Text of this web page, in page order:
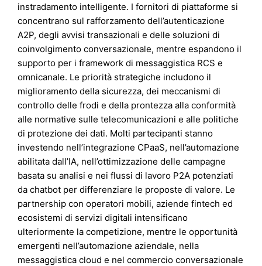
instradamento intelligente. I fornitori di piattaforme si
concentrano sul rafforzamento dell’autenticazione
A2P, degli avvisi transazionali e delle soluzioni di
coinvolgimento conversazionale, mentre espandono il
supporto per i framework di messaggistica RCS e
omnicanale. Le priorità strategiche includono il
miglioramento della sicurezza, dei meccanismi di
controllo delle frodi e della prontezza alla conformità
alle normative sulle telecomunicazioni e alle politiche
di protezione dei dati. Molti partecipanti stanno
investendo nell’integrazione CPaaS, nell’automazione
abilitata dall’IA, nell’ottimizzazione delle campagne
basata su analisi e nei flussi di lavoro P2A potenziati
da chatbot per differenziare le proposte di valore. Le
partnership con operatori mobili, aziende fintech ed
ecosistemi di servizi digitali intensificano
ulteriormente la competizione, mentre le opportunità
emergenti nell’automazione aziendale, nella
messaggistica cloud e nel commercio conversazionale